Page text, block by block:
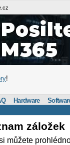
!
Hardware
záložek
můžete